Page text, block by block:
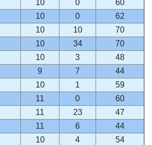
10 0
60
10 0
62
10 10
70
10 34
70
10 3
48
9 7
44
10 1
59
11 0
60
11 23
47
11 6
44
10 4
54